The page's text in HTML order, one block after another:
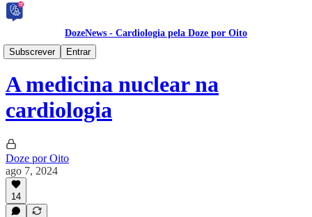
DozeNews - Cardiologia pela Doze por Oito
Subscrever
Entrar
DozeNews PRIME 🥇
A medicina nuclear na
cardiologia
Doze por Oito
ago 7, 2024
14